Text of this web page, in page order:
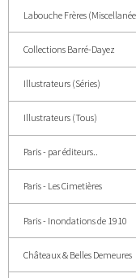
Labouche Frères
Collections Barré-Dayez
Illustrateurs (Séries)
Illustrateurs (Tous)
Paris - par éditeurs..
Paris - Les Cimetières
Paris - Inondations de 1910
Châteaux & Belles Demeures